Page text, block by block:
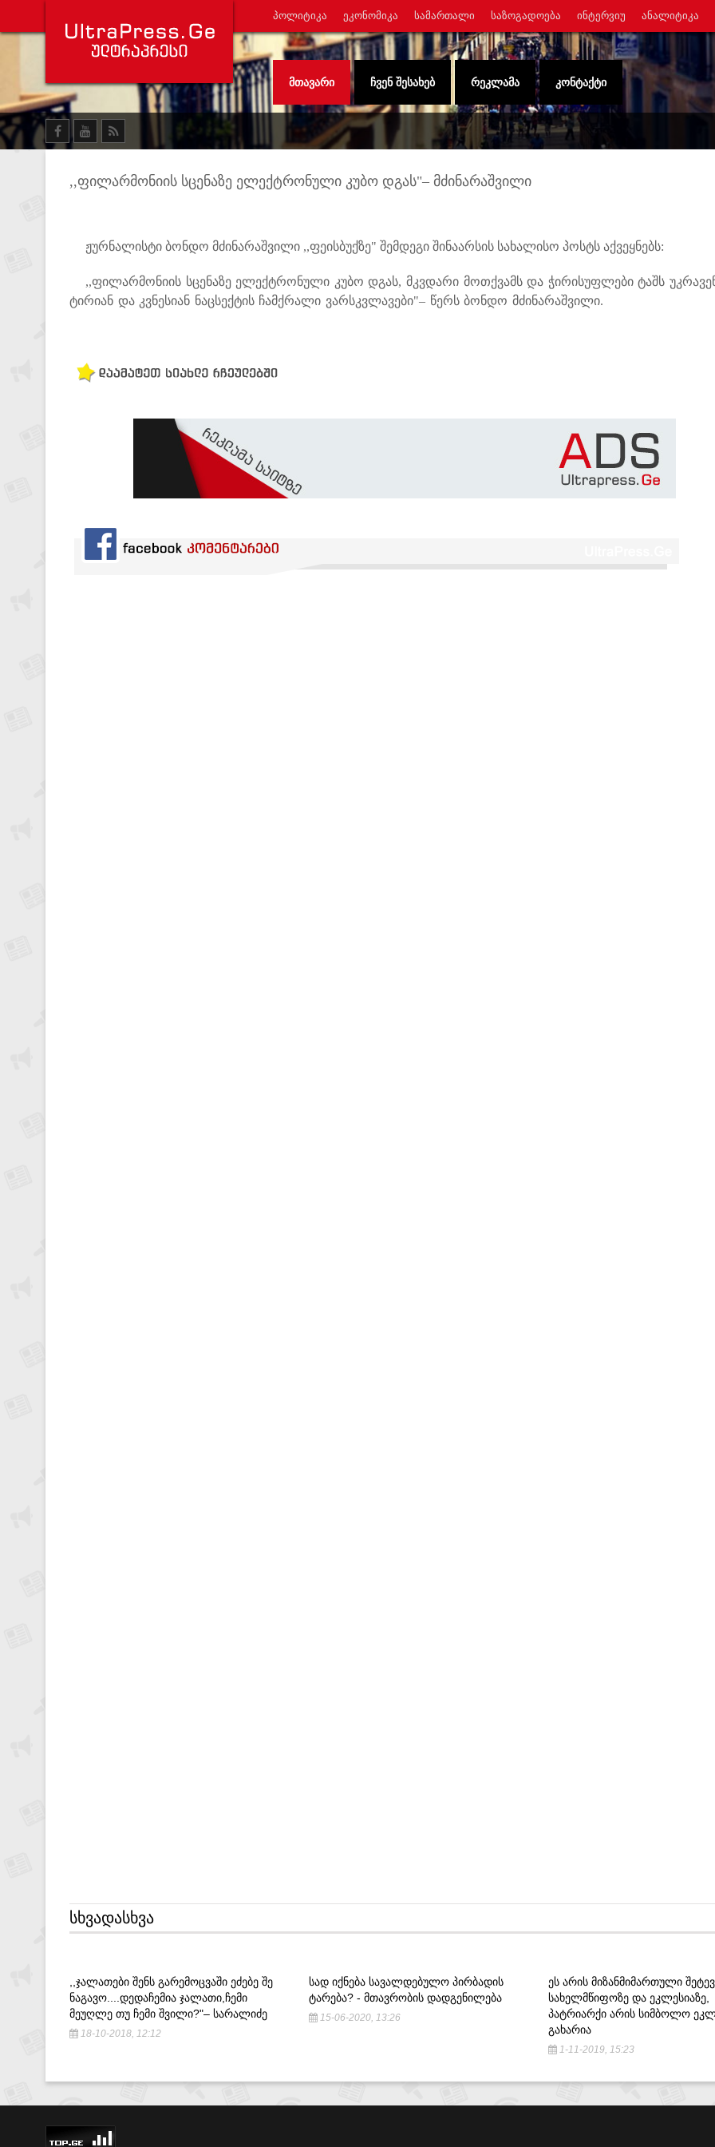
ᲞᲝᲚᲘᲢᲘᲙᲐ ᲔᲙᲝᲜᲝᲛᲘᲙᲐ ᲡᲐᲛᲐᲠᲗᲐᲚᲘ ᲡᲐᲖᲝᲒᲐᲓᲝᲔᲑᲐ ᲘᲜᲢᲔᲠᲕᲘᲣ ᲐᲜᲐᲚᲘᲢᲘᲙᲐ
ᲛᲗᲐᲕᲐᲠᲘ ᲩᲕᲔᲜ ᲨᲔᲡᲐᲮᲔᲑ ᲠᲔᲙᲚᲐᲛᲐ ᲙᲝᲜᲢᲐᲥᲢᲘ
,,ფილარმონიის სცენაზე ელექტრონული კუბო დგას"– მძინარაშვილი
ჟურნალისტი ბონდო მძინარაშვილი ,,ფეისბუქზე" შემდეგი შინაარსის სახალისო პოსტს აქვეყნებს:
,,ფილარმონიის სცენაზე ელექტრონული კუბო დგას, მკვდარი მოთქვამს და ჭირისუფლები ტაშს
ტირიან და კვნესიან ნაცსექტის ჩამქრალი ვარსკვლავები"– წერს ბონდო მძინარაშვილი.
ᲡᲮᲕᲐᲓᲐᲡᲮᲕᲐ
,,ᲯᲐᲚᲐᲗᲔᲑᲘ ᲨᲔᲜᲡ ᲒᲐᲠᲔᲛᲝᲪᲕᲐᲨᲘ ᲔᲫᲔᲑᲔ ᲨᲔ
ᲜᲐᲒᲐᲕᲝ....ᲓᲔᲓᲐᲩᲔᲛᲘᲐ ᲯᲐᲚᲐᲗᲘ,ᲩᲔᲛᲘ
ᲛᲔᲣᲦᲚᲔ ᲗᲣ ᲩᲔᲛᲘ ᲨᲕᲘᲚᲘ?"– ᲡᲐᲠᲐᲚᲘᲫᲔ
18-10-2018, 12:12
ᲡᲐᲓ ᲘᲥᲜᲔᲑᲐ ᲡᲐᲕᲐᲚᲓᲔᲑᲣᲚᲝ ᲞᲘᲠᲑᲐᲓᲘᲡ
ᲢᲐᲠᲔᲑᲐ? - ᲛᲗᲐᲕᲠᲝᲑᲘᲡ ᲓᲐᲓᲒᲔᲜᲘᲚᲔᲑᲐ
15-06-2020, 13:26
ᲔᲡ ᲐᲠᲘᲡ ᲛᲘᲖᲐᲜᲛᲘᲛᲐᲠᲗᲣᲚᲘ
ᲡᲐᲮᲔᲚᲛᲬᲘᲤᲝᲖᲔ ᲓᲐ ᲔᲙᲚᲔᲡᲘᲐᲖᲔ,
ᲞᲐᲢᲠᲘᲐᲠᲥᲘ ᲐᲠᲘᲡ ᲡᲘᲛᲑᲝᲚᲝ
ᲒᲐᲮᲐᲠᲘᲐ
1-11-2019, 15:23